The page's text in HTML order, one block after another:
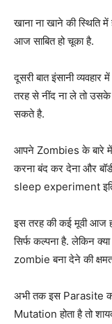
खाना ना खाने की स्थिति
आज साबित हो चूका है.
दूसरी बात इंसानी
तरह से नींद ना ले तो
सकते है.
आपने Zombies के बारे में
करना बंद कर देना और
sleep experiment
इस तरह की कई मूवी आज
सिर्फ कल्पना है. लेकिन
zombie बना देने की
अभी तक इस Parasite को
Mutation होता है तो